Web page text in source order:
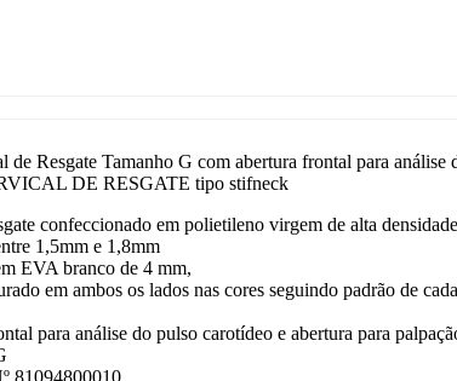
de Resgate Tamanho G com abertura frontal para análise
DE RESGATE tipo stifneck
confeccionado em polietileno virgem de alta densidade
1,5mm e 1,8mm
EVA branco de 4 mm,
em ambos os lados nas cores seguindo padrão de
para análise do pulso carotídeo e abertura para
81094800010